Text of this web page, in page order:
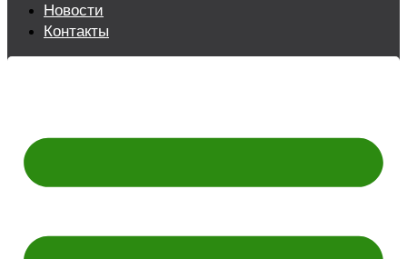
Новости
Контакты